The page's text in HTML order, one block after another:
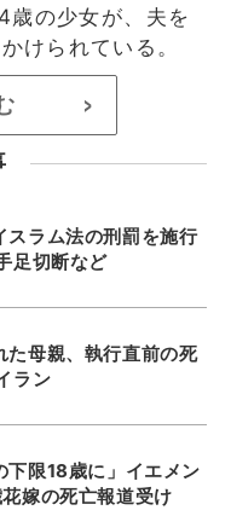
歳の少女が、夫を
けられている。
>
スラム法の刑罰を施行
足切断など
た母親、執行直前の死
ラン
下限18歳に」イエメン
嫁の死亡報道受け